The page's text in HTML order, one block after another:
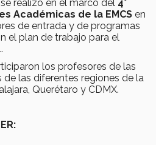
realizó en el marco del 4°
Académicas de la EMCS en
de entrada y de programas
el plan de trabajo para el
los profesores de las
las diferentes regiones de la
Querétaro y CDMX.